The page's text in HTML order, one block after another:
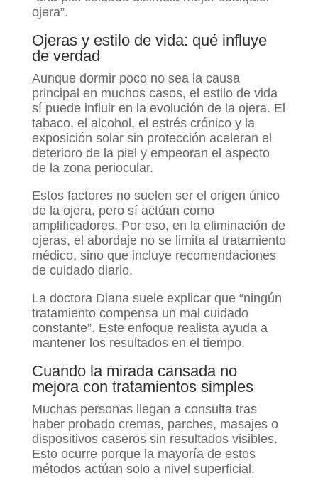
ojera”.
Ojeras y estilo de vida: qué influye
de verdad
Aunque dormir poco no sea la causa
principal en muchos casos, el estilo de vida
sí puede influir en la evolución de la ojera. El
tabaco, el alcohol, el estrés crónico y la
exposición solar sin protección aceleran el
deterioro de la piel y empeoran el aspecto
de la zona periocular.
Estos factores no suelen ser el origen único
de la ojera, pero sí actúan como
amplificadores. Por eso, en la eliminación de
ojeras, el abordaje no se limita al tratamiento
médico, sino que incluye recomendaciones
de cuidado diario.
La doctora Diana suele explicar que “ningún
tratamiento compensa un mal cuidado
constante”. Este enfoque realista ayuda a
mantener los resultados en el tiempo.
Cuando la mirada cansada no
mejora con tratamientos simples
Muchas personas llegan a consulta tras
haber probado cremas, parches, masajes o
dispositivos caseros sin resultados visibles.
Esto ocurre porque la mayoría de estos
métodos actúan solo a nivel superficial.